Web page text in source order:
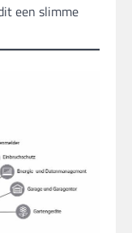
een slimme